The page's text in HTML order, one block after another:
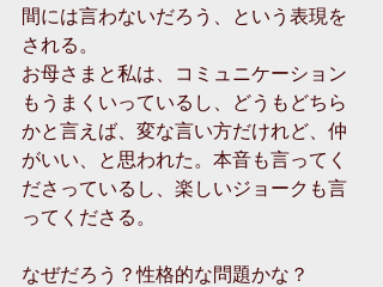
間には言わないだろう、という表現を
される。
お母さまと私は、コミュニケーション
もうまくいっているし、どうもどちら
かと言えば、変な言い方だけれど、仲
がいい、と思われた。本音も言ってく
ださっているし、楽しいジョークも言
ってくださる。
なぜだろう？性格的な問題かな？